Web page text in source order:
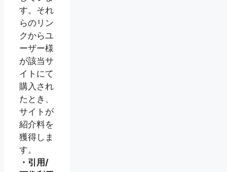
す。それ
らのリン
クからユ
ーザー様
が該当サ
イトにて
購入され
たとき、
サイトが
紹介料を
獲得しま
す。
・引用/